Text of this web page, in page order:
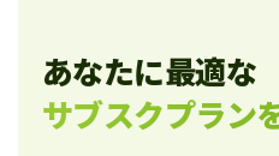
あなたに最適な
サブスクプラン